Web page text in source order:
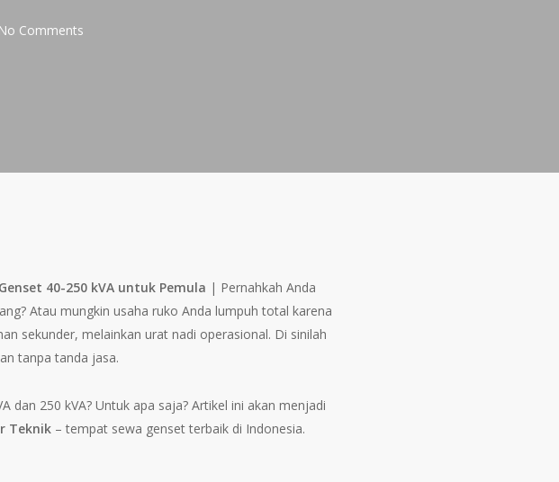
No Comments
40-250 kVA untuk Pemula | Pernahkah Anda
Atau mungkin usaha ruko Anda lumpuh total karena
sekunder, melainkan urat nadi operasional. Di sinilah
tanpa tanda jasa.
dan 250 kVA? Untuk apa saja? Artikel ini akan menjadi
Teknik – tempat sewa genset terbaik di Indonesia.